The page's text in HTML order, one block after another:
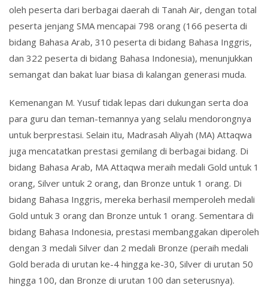
oleh peserta dari berbagai daerah di Tanah Air, dengan total
peserta jenjang SMA mencapai 798 orang (166 peserta di
bidang Bahasa Arab, 310 peserta di bidang Bahasa Inggris,
dan 322 peserta di bidang Bahasa Indonesia), menunjukkan
semangat dan bakat luar biasa di kalangan generasi muda.
Kemenangan M. Yusuf tidak lepas dari dukungan serta doa
para guru dan teman-temannya yang selalu mendorongnya
untuk berprestasi. Selain itu, Madrasah Aliyah (MA) Attaqwa
juga mencatatkan prestasi gemilang di berbagai bidang. Di
bidang Bahasa Arab, MA Attaqwa meraih medali Gold untuk 1
orang, Silver untuk 2 orang, dan Bronze untuk 1 orang. Di
bidang Bahasa Inggris, mereka berhasil memperoleh medali
Gold untuk 3 orang dan Bronze untuk 1 orang. Sementara di
bidang Bahasa Indonesia, prestasi membanggakan diperoleh
dengan 3 medali Silver dan 2 medali Bronze (peraih medali
Gold berada di urutan ke-4 hingga ke-30, Silver di urutan 50
hingga 100, dan Bronze di urutan 100 dan seterusnya).